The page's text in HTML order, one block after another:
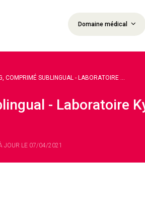
Domaine médical
COMPRIMÉ SUBLINGUAL - LABORATOIRE ...
- Laboratoire
JOUR LE 07/04/2021